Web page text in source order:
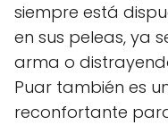
siempre está
en sus peleas, ya
arma o
Puar también es
reconfortante